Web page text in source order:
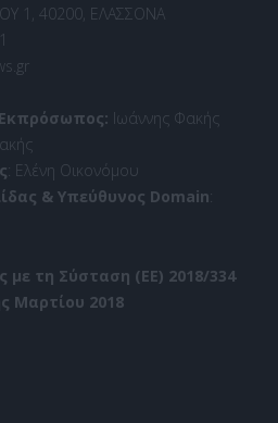
1, 40200, ΕΛΑΣΣΟΝΑ
Εκπρόσωπος: Ιωάννης Φακής
: Ελένη Οικονόμου
& Υπεύθυνος Domain:
τη Σύσταση (ΕΕ) 2018/334
Μαρτίου 2018